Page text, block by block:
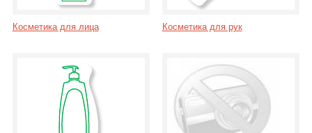
Косметика для лица Косметика для рук